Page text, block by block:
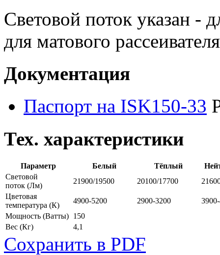
Световой поток указан -
для матового
Документация
Паспорт на ISK150-33
Тех. характеристики
Параметр Белый Тёплый
Световой
поток (Лм)
21900/19500 20100/17700
Цветовая
температура (К)
4900-5200 2900-3200
Мощность (Ватты) 150
Вес (Кг) 4,1
Сохранить в PDF